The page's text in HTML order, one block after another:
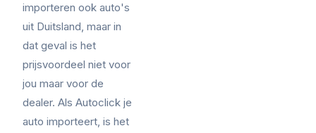
importeren ook auto's
uit Duitsland, maar in
dat geval is het
prijsvoordeel niet voor
jou maar voor de
dealer. Als Autoclick je
auto importeert, is het